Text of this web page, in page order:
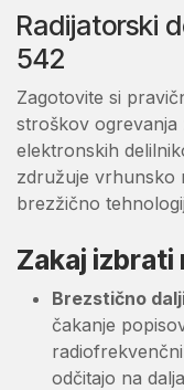
Radijatorski
542
Zagotovite si
stroškov ogrevanja
elektronskih
združuje vrhunsko
brezžično
Zakaj izbrati
Brezstično
čakanje
odčitajo na